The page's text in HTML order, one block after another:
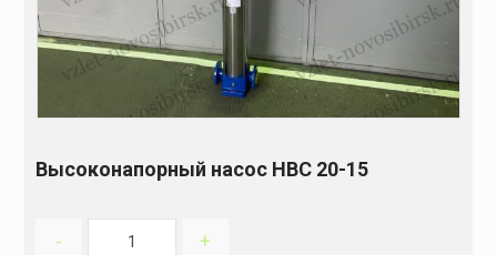
Высоконапорный насос НВС 20-15
- +